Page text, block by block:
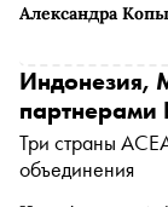
Александра
Индонезия,
партнерами
Три страны
объединения